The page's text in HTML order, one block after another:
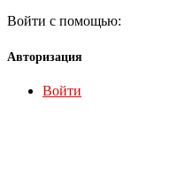
Войти с помощью:
Авторизация
Войти